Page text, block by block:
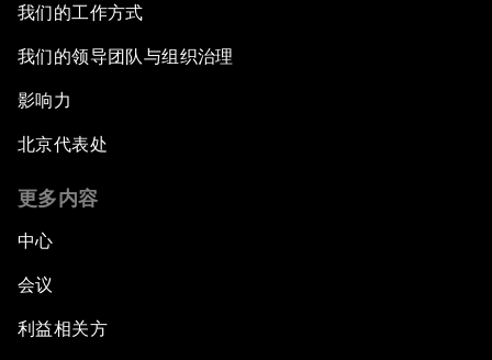
我们的工作方式
我们的领导团队与组织治理
影响力
北京代表处
更多内容
中心
会议
利益相关方